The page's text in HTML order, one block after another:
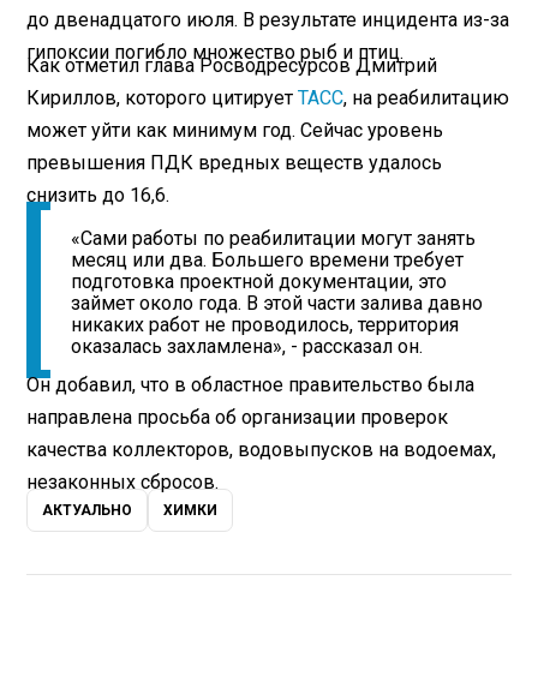
до двенадцатого июля. В результате инцидента из-за
гипоксии погибло множество рыб и птиц.
Как отметил глава Росводресурсов Дмитрий
Кириллов, которого цитируетТАСС, на реабилитацию
может уйти как минимум год. Сейчас уровень
превышения ПДК вредных веществ удалось
снизить до 16,6.
«Сами работы по реабилитации могут занять
месяц или два. Большего времени требует
подготовка проектной документации, это
займет около года. В этой части залива давно
никаких работ не проводилось, территория
оказалась захламлена», - рассказал он.
Он добавил, что в областное правительство была
направлена просьба об организации проверок
качества коллекторов, водовыпусков на водоемах,
незаконных сбросов.
АКТУАЛЬНО ХИМКИ